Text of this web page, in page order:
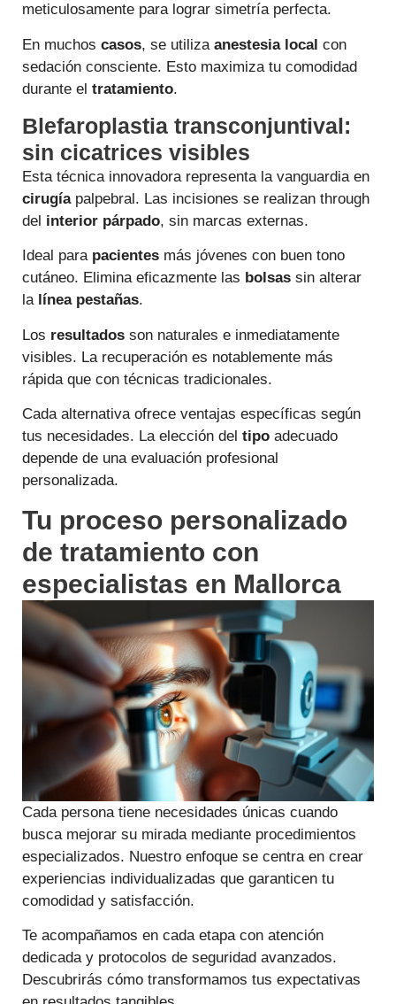
meticulosamente para lograr simetría perfecta.
En muchos casos, se utiliza anestesia local con
sedación consciente. Esto maximiza tu comodidad
durante el tratamiento.
Blefaroplastia transconjuntival:
sin cicatrices visibles
Esta técnica innovadora representa la vanguardia en
cirugíapalpebral. Las incisiones se realizan through
del interior párpado, sin marcas externas.
Ideal para pacientes más jóvenes con buen tono
cutáneo. Elimina eficazmente las bolsas sin alterar
la línea pestañas.
Los resultados son naturales e inmediatamente
visibles. La recuperación es notablemente más
rápida que con técnicas tradicionales.
Cada alternativa ofrece ventajas específicas según
tus necesidades. La elección del tipo adecuado
depende de una evaluación profesional
personalizada.
Tu proceso personalizado
de tratamiento con
especialistas en Mallorca
Cada persona tiene necesidades únicas cuando
busca mejorar su mirada mediante procedimientos
especializados. Nuestro enfoque se centra en crear
experiencias individualizadas que garanticen tu
comodidad y satisfacción.
Te acompañamos en cada etapa con atención
dedicada y protocolos de seguridad avanzados.
Descubrirás cómo transformamos tus expectativas